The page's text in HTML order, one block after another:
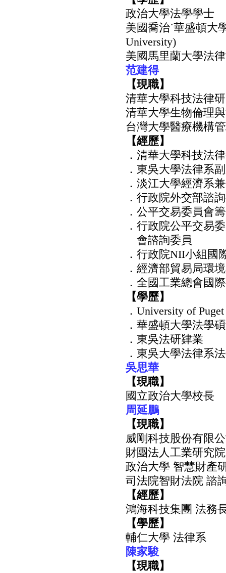
政治大學法學學士
美國喬治˙華盛頓大
University)
美國馬里蘭大學法
范建得
【現職】
清華大學科技法律
清華大學生物倫理
台灣大學醫療機構
【經歷】
．清華大學科技法
．東吳大學法律系
．淡江大學經濟系
．行政院外交部諮
．公平交易委員會
．行政院公平交易
會諮詢委員
．行政院NII小組國
．經濟部貿易局環
．全國工業總會國
【學歷】
．University of
．華盛頓大學法學
．東吳法研肄業
．東吳大學法律系
吳思華
【現職】
國立政治大學校長
周延鵬
【現職】
威剛科技股份有限
財團法人工業研究
政治大學 智慧財產
司法院智財法院 諮
【經歷】
鴻海科技集團 法務
【學歷】
輔仁大學 法律系
陳家駿
【現職】